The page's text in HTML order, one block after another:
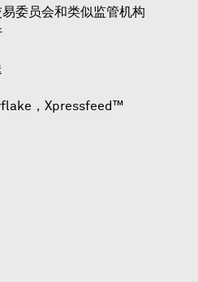
委员会和类似监管机构
， Xpressfeed™